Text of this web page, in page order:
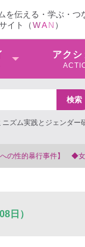
を伝える・学ぶ・つ
イト（WAN ）
アクシ
ズム実践とジェンダー
支援する会事務局
日）